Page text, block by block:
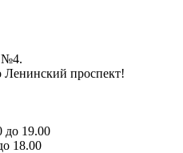
№4.
Ленинский проспект!
до 19.00
18.00